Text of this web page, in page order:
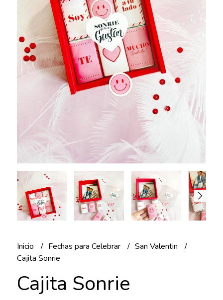
Inicio Fechas para Celebrar
San Valentin
Cajita Sonrie
Cajita Sonrie